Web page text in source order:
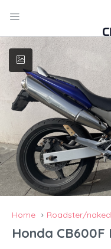
Home Roadster/naked
Honda